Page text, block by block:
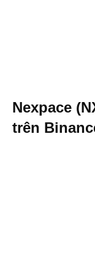
Nexpace
trên